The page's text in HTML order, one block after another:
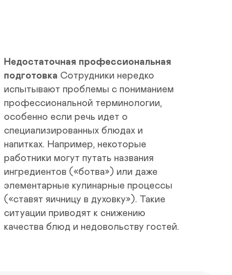
Недостаточная профессиональная
подготовка Сотрудники нередко
испытывают проблемы с пониманием
профессиональной терминологии,
особенно если речь идет о
специализированных блюдах и
напитках. Например, некоторые
работники могут путать названия
ингредиентов («ботва») или даже
элементарные кулинарные процессы
(«ставят яичницу в духовку»). Такие
ситуации приводят к снижению